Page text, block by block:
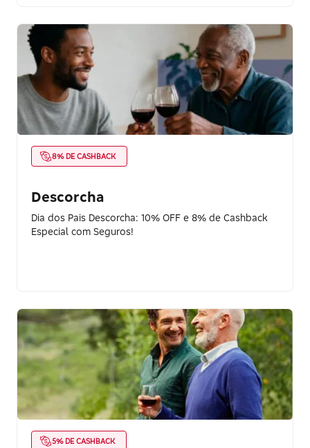
8% DE CASHBACK
Descorcha
Dia dos Pais Descorcha: 10% OFF e 8% de Cashback
Especial com Seguros!
5% DE CASHBACK